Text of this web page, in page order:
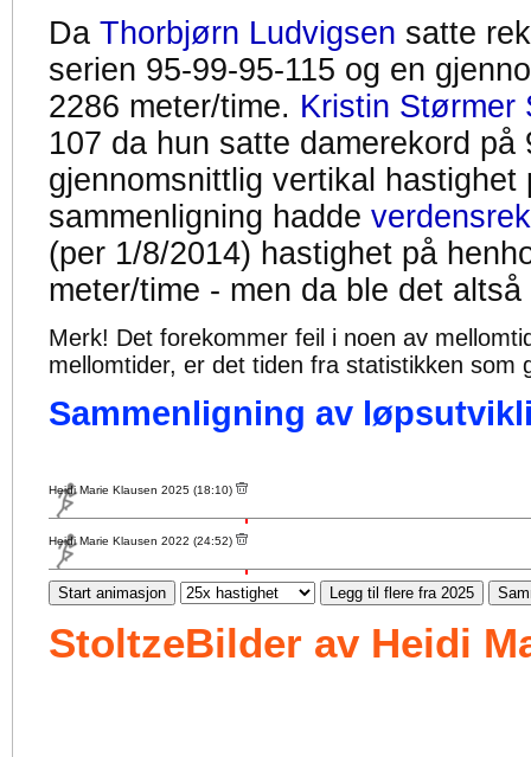
Da Thorbjørn Ludvigsen satte
serien 95-99-95-115 og en
2286 meter/time. Kristin Størmer
107 da hun satte damerekord på
gjennomsnittlig vertikal hastighet
sammenligning hadde
(per 1/8/2014) hastighet på
meter/time - men da ble det
Merk! Det forekommer feil i noen av
mellomtider, er det tiden fra statistikken som
Sammenligning av
Heidi Marie Klausen 2025 (18:10)
Heidi Marie Klausen 2022 (24:52)
Start animasjon Legg til flere fra 2025
StoltzeBilder av Heidi